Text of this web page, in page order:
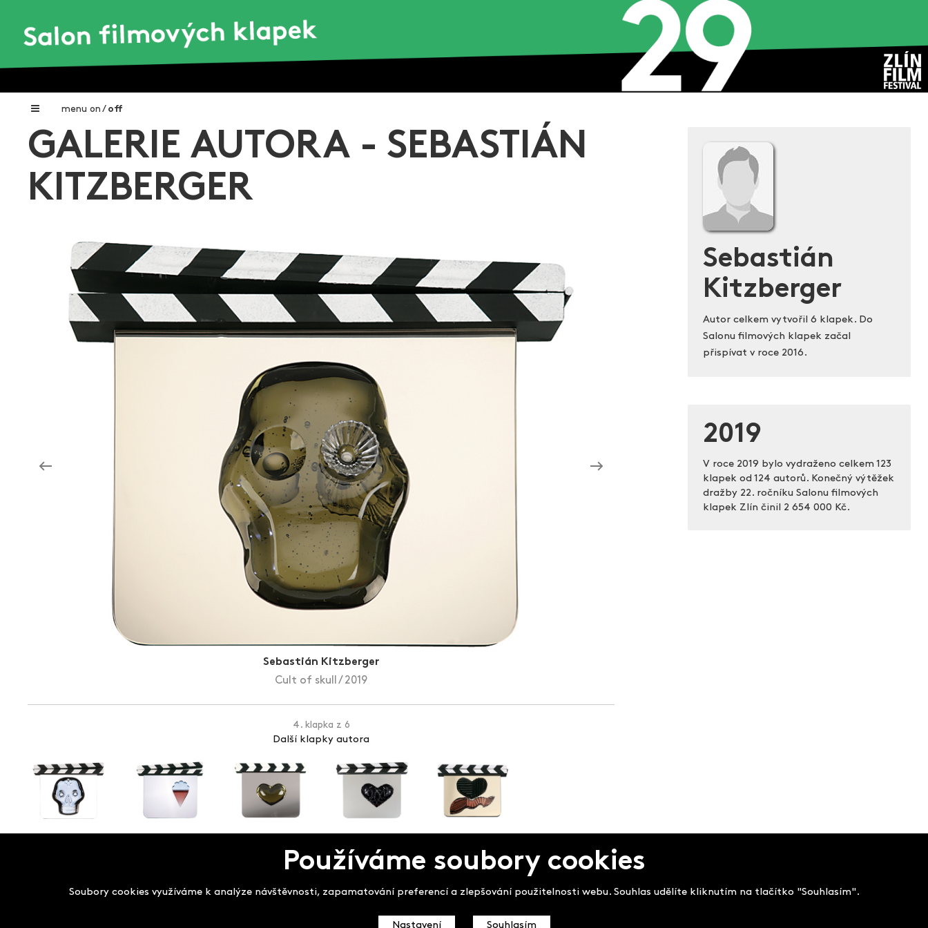
menu on / off
Home
Galerie filmových klapek
O projektu
Aktuální výstavy
Aukce filmových klapek
GALERIE AUTORA - SEBASTIÁN
KITZBERGER
Sebastián Kitzberger
Cult of skull / 2019
4. klapka z 6
Další klapky autora
Sebastián
Kitzberger
Autor celkem vytvořil 6 klapek. Do
Salonu filmových klapek začal
přispívat v roce 2016.
2019
V roce 2019 bylo vydraženo celkem 123
klapek od 124 autorů. Konečný výtěžek
dražby 22. ročníku Salonu filmových
klapek Zlín činil 2 654 000 Kč.
Salon filmových klapekPoužíváme soubory cookies
Soubory cookies využíváme k analýze návštěvnosti, zapamatování preferencí a zlepšování použitelnosti webu. Souhlas udělíte kliknutím na tlačítko "Souhlasím".
Nastavení Souhlasím